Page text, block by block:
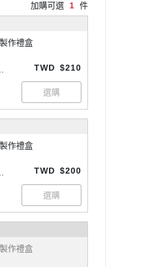
加購可選 1 件
作禮盒
TWD $210
作禮盒
TWD $200
作禮盒